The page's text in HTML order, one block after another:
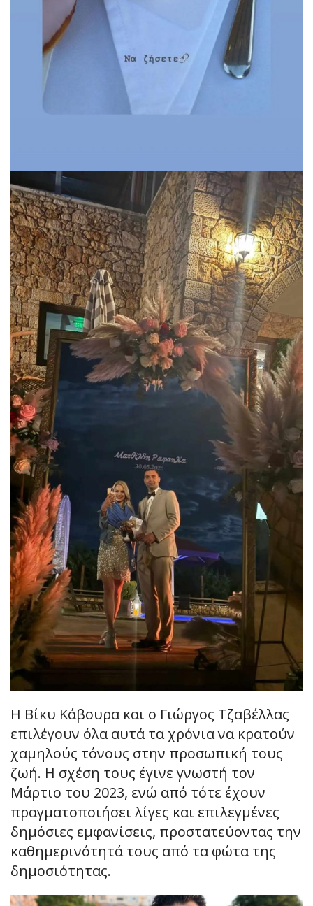
Η Βίκυ Κάβουρα και ο Γιώργος Τζαβέλλας
επιλέγουν όλα αυτά τα χρόνια να κρατούν
χαμηλούς τόνους στην προσωπική τους
ζωή. Η σχέση τους έγινε γνωστή τον
Μάρτιο του 2023, ενώ από τότε έχουν
πραγματοποιήσει λίγες και επιλεγμένες
δημόσιες εμφανίσεις, προστατεύοντας την
καθημερινότητά τους από τα φώτα της
δημοσιότητας.